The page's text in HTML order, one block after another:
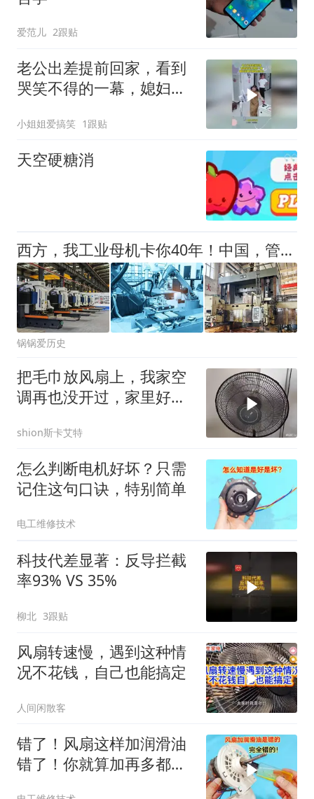
爱范儿 2跟贴
老公出差提前回家，看到
哭笑不得的一幕，媳妇竟
小姐姐爱搞笑 1跟贴
天空硬糖消
西方，我工业母机卡你40年！中国，管你这那的，连传动轴都不用了
锅锅爱历史
把毛巾放风扇上，我家空
调再也没开过，家里好凉
shion斯卡艾特
怎么判断电机好坏？只需
记住这句口诀，特别简单
电工维修技术
科技代差显著：反导拦截
率93% VS 35%
柳北 3跟贴
风扇转速慢，遇到这种情
况不花钱，自己也能搞定
人间闲散客
错了！风扇这样加润滑油
错了！你就算加再多都没